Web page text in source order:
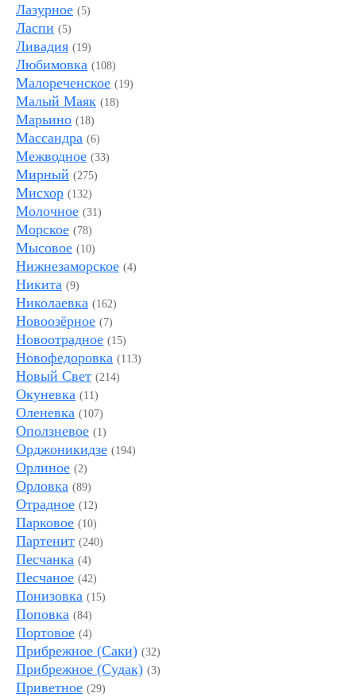
Лазурное (5)
Ласпи (5)
Ливадия (19)
Любимовка (108)
Малореченское (19)
Малый Маяк (18)
Марьино (18)
Массандра (6)
Межводное (33)
Мирный (275)
Мисхор (132)
Молочное (31)
Морское (78)
Мысовое (10)
Нижнезаморское (4)
Никита (9)
Николаевка (162)
Новоозёрное (7)
Новоотрадное (15)
Новофедоровка (113)
Новый Свет (214)
Окуневка (11)
Оленевка (107)
Оползневое (1)
Орджоникидзе (194)
Орлиное (2)
Орловка (89)
Отрадное (12)
Парковое (10)
Партенит (240)
Песчанка (4)
Песчаное (42)
Понизовка (15)
Поповка (84)
Портовое (4)
Прибрежное (Саки) (32)
Прибрежное (Судак) (3)
Приветное (29)